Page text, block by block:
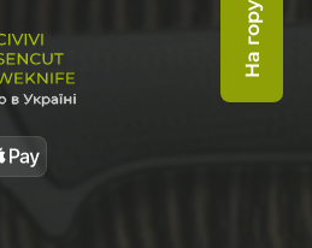
На гору